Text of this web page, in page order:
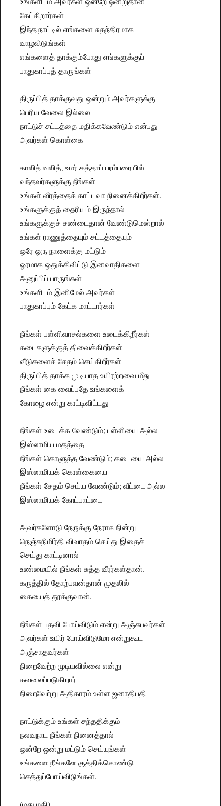
கேட்கிறார்கள்
இந்த நாட்டில் எங்களை சுதந்திரமாக
வாழவிடுங்கள்
எங்களைத் தாக்கும்போது எங்களுக்குப்
பாதுகாப்புத் தாருங்கள்
திருப்பித் தாக்குவது ஒன்றும் அவர்களுக்கு
பெரிய வேலை இல்லை
நாட்டுச் சட்டத்தை மதிக்கவேண்டும் என்பது
அவர்கள் கொள்கை
காலித் வலித், உமர் கத்தாப் பரம்பரையில்
வந்தவர்களுக்கு நீங்கள்
உங்கள் வீரத்தைக் காட்டவா நினைக்கிறீர்கள்.
உங்களுக்குத் தைரியம் இருந்தால்
உங்களுக்குச் சண்டைதான் வேண்டுமென்றால்
உங்கள் ராணுத்தையும் சட்டத்தையும்
ஒரே ஒரு நாளைக்கு மட்டும்
ஓரமாக ஒதுக்கிவிட்டு இனவாதிகளை
அனுப்பிப் பாருங்கள்
உங்களிடம் இனிமேல் அவர்கள்
பாதுகாப்பும் கேட்க மாட்டார்கள்
நீங்கள் பள்ளிவாசல்களை உடைக்கிறீர்கள்
கடைகளுக்குத் தீ வைக்கிறீர்கள்
வீடுகளைச் சேதம் செய்கிறீர்கள்
திருப்பித் தாக்க முடியாத உயிரற்றவை மீது
நீங்கள் கை வைப்பதே உங்களைக்
கோழை என்று காட்டிவிட்டது
நீங்கள் உடைக்க வேண்டும்; பள்ளியை அல்ல
இஸ்லாமிய மதத்தை
நீங்கள் கொளுத்த வேண்டும்; கடையை அல்ல
இஸ்லாமியக் கொள்கையை
நீங்கள் சேதம் செய்ய வேண்டும்; வீட்டை அல்ல
இஸ்லாமியக் கோட்பாட்டை
அவர்களோடு நேருக்கு நேராக நின்று
நெஞ்சுநிமிர்தி விவாதம் செய்து இதைச்
செய்து காட்டினால்
உண்மையில் நீங்கள் சுத்த வீரர்கள்தான்.
கருத்தில் தோற்பவன்தான் முதலில்
கையைத் தூக்குவான்.
நீங்கள் பதவி போய்விடும் என்று அஞ்சுபவர்கள்
அவர்கள் உயிர் போய்விடுமோ என்றுகூட
அஞ்சாதவர்கள்
நிறைவேற்ற முடியவில்லை என்று
கவலைப்படுகிறார்
நிறைவேற்று அதிகாரம் உள்ள ஜனாதிபதி
நாட்டுக்கும் உங்கள் சந்ததிக்கும்
நலவுநாட நீங்கள் நினைத்தால்
ஒன்றே ஒன்று மட்டும் செய்யுங்கள்
உங்களை நீங்களே குத்திக்கொண்டு
செத்துப்போய்விடுங்கள்.